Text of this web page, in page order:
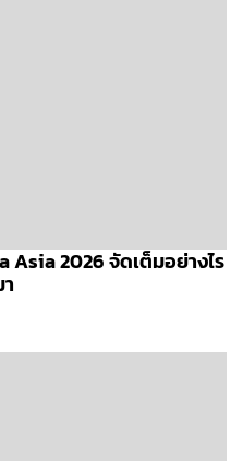
Asia 2026 จัดเต็มอย่างไร